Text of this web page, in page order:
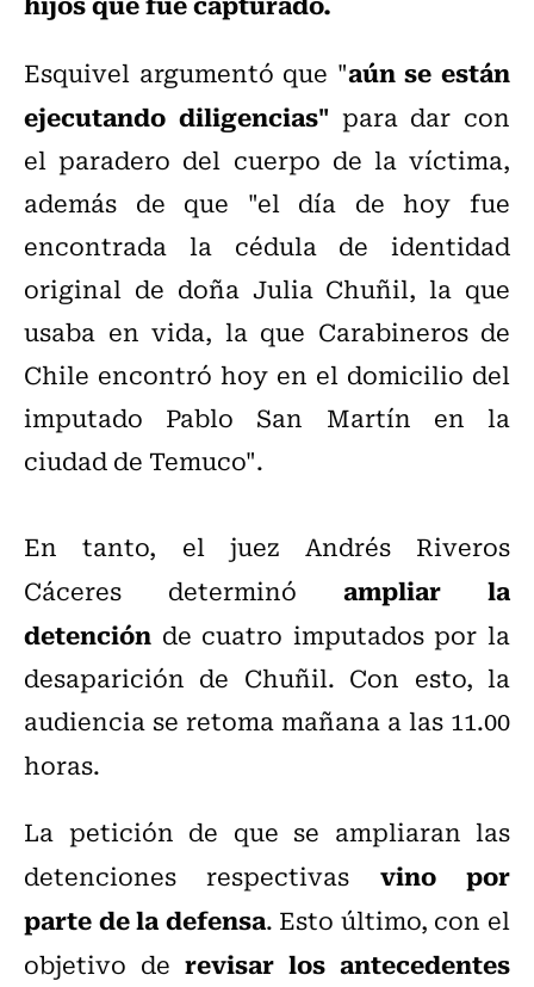
Esquivel argumentó que "aún se están
ejecutando diligencias" para dar con
el paradero del cuerpo de la víctima,
además de que "el día de hoy fue
encontrada la cédula de identidad
original de doña Julia Chuñil, la que
usaba en vida, la que Carabineros de
Chile encontró hoy en el domicilio del
imputado Pablo San Martín en la
ciudad de Temuco".
En tanto, el juez Andrés Riveros
Cáceres determinó ampliar la
detención de cuatro imputados por la
desaparición de Chuñil. Con esto, la
audiencia se retoma mañana a las 11.00
horas.
La petición de que se ampliaran las
detenciones respectivas
vino por
parte de la defensa. Esto último, con el
objetivo de revisar los antecedentes